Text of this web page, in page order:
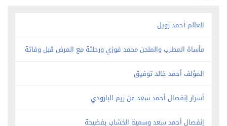
العالم أحمد زويل
مأساة المطرب والملحن محمد فوزي ورحلتة مع المرض قبل وفاتة
المؤلف أحمد خالد توفيق
أسرار إنفصال أحمد سعد عن ريم البارودي
إنفصال أحمد سعد وسمية الخشاب بفضيحة